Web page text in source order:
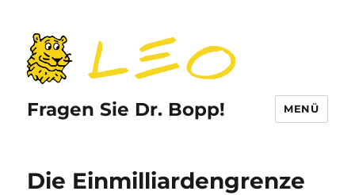
Fragen Sie Dr. Bopp! MENÜ
Die Einmilliardengrenze